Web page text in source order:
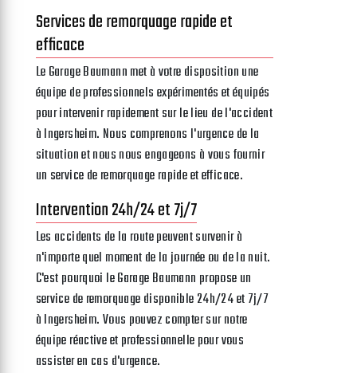
Services de remorquage rapide et
efficace
Le Garage Baumann met à votre disposition une
équipe de professionnels expérimentés et équipés
pour intervenir rapidement sur le lieu de l'accident
à Ingersheim. Nous comprenons l'urgence de la
situation et nous nous engageons à vous fournir
un service de remorquage rapide et efficace.
Intervention 24h/24 et 7j/7
Les accidents de la route peuvent survenir à
n'importe quel moment de la journée ou de la nuit.
C'est pourquoi le Garage Baumann propose un
service de remorquage disponible 24h/24 et 7j/7
à Ingersheim. Vous pouvez compter sur notre
équipe réactive et professionnelle pour vous
assister en cas d'urgence.